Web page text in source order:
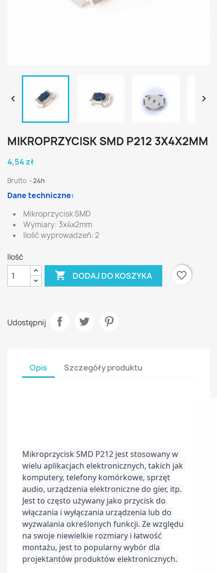
 
MIKROPRZYCISK SMD P212 3X4X2MM
4,54 zł
Brutto 24h
Dane techniczne:
Mikroprzycisk SMD
Wymiary: 3x4x2mm
Ilość wyprowadzeń: 2
Ilość
 DODAJ DO KOSZYKA favorite_border
Udostępnij
Opis Szczegóły produktu
Mikroprzycisk SMD P212 jest stosowany w
wielu aplikacjach elektronicznych, takich jak
komputery, telefony komórkowe, sprzęt
audio, urządzenia elektroniczne do gier, itp.
Jest to często używany jako przycisk do
włączania i wyłączania urządzenia lub do
wyzwalania określonych funkcji. Ze względu
na swoje niewielkie rozmiary i łatwość
montażu, jest to popularny wybór dla
projektantów produktów elektronicznych.